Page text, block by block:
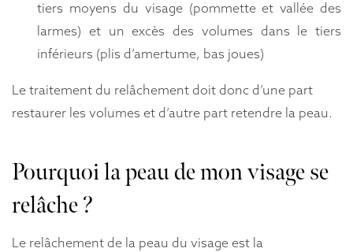
tiers moyens du visage (pommette et vallée des
larmes) et un excès des volumes dans le tiers
inférieurs (plis d’amertume, bas joues)
Le traitement du relâchement doit donc d’une part
restaurer les volumes et d’autre part retendre la peau.
Pourquoi la peau de mon visage se
relâche ?
Le relâchement de la peau du visage est la